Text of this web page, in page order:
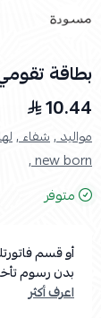
بطاقة
10.44
مواليد ,شفاء ,
new born ,
متوفر
أو قسم
بدون رسوم
اعرف أكثر